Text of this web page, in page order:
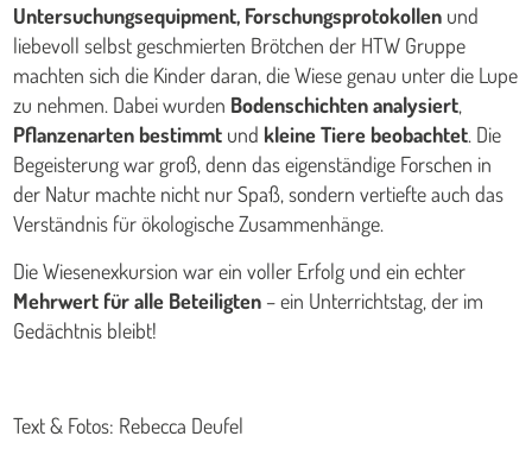
Untersuchungsequipment, Forschungsprotokollen und
liebevoll selbst geschmierten Brötchen der HTW Gruppe
machten sich die Kinder daran, die Wiese genau unter die Lupe
zu nehmen. Dabei wurden Bodenschichten analysiert,
Pflanzenarten bestimmt und kleine Tiere beobachtet. Die
Begeisterung war groß, denn das eigenständige Forschen in
der Natur machte nicht nur Spaß, sondern vertiefte auch das
Verständnis für ökologische Zusammenhänge.
Die Wiesenexkursion war ein voller Erfolg und ein echter
Mehrwert für alle Beteiligten – ein Unterrichtstag, der im
Gedächtnis bleibt!
Text & Fotos: Rebecca Deufel